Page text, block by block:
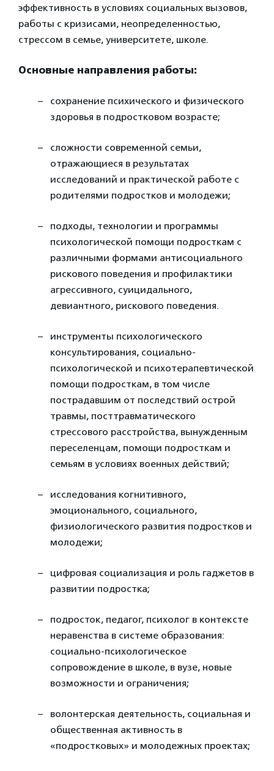
эффективность в условиях социальных вызовов,
работы с кризисами, неопределенностью,
стрессом в семье, университете, школе.
Основные направления работы:
сохранение психического и физического
здоровья в подростковом возрасте;
сложности современной семьи,
отражающиеся в результатах
исследований и практической работе с
родителями подростков и молодежи;
подходы, технологии и программы
психологической помощи подросткам с
различными формами антисоциального
рискового поведения и профилактики
агрессивного, суицидального,
девиантного, рискового поведения.
инструменты психологического
консультирования, социально-
психологической и психотерапевтической
помощи подросткам, в том числе
пострадавшим от последствий острой
травмы, посттравматического
стрессового расстройства, вынужденным
переселенцам, помощи подросткам и
семьям в условиях военных действий;
исследования когнитивного,
эмоционального, социального,
физиологического развития подростков и
молодежи;
цифровая социализация и роль гаджетов в
развитии подростка;
подросток, педагог, психолог в контексте
неравенства в системе образования:
социально-психологическое
сопровождение в школе, в вузе, новые
возможности и ограничения;
волонтерская деятельность, социальная и
общественная активность в
«подростковых» и молодежных проектах;